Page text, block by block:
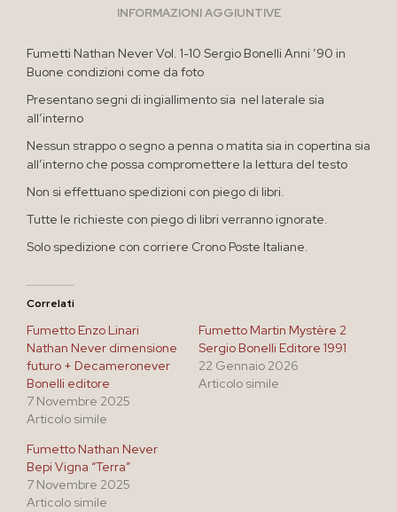
INFORMAZIONI AGGIUNTIVE
Fumetti Nathan Never Vol. 1-10 Sergio Bonelli Anni ’90 in
Buone condizioni come da foto
Presentano segni di ingiallimento sia nel laterale sia
all’interno
Nessun strappo o segno a penna o matita sia in copertina sia
all’interno che possa compromettere la lettura del testo
Non si effettuano spedizioni con piego di libri.
Tutte le richieste con piego di libri verranno ignorate.
Solo spedizione con corriere Crono Poste Italiane.
Correlati
Fumetto Enzo Linari
Nathan Never dimensione
futuro + Decameronever
Bonelli editore
7 Novembre 2025
Articolo simile
Fumetto Martin Mystère 2
Sergio Bonelli Editore 1991
22 Gennaio 2026
Articolo simile
Fumetto Nathan Never
Bepi Vigna “Terra”
7 Novembre 2025
Articolo simile